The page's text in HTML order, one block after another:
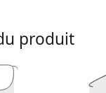
de vue
de la monture
tous les teints
produit